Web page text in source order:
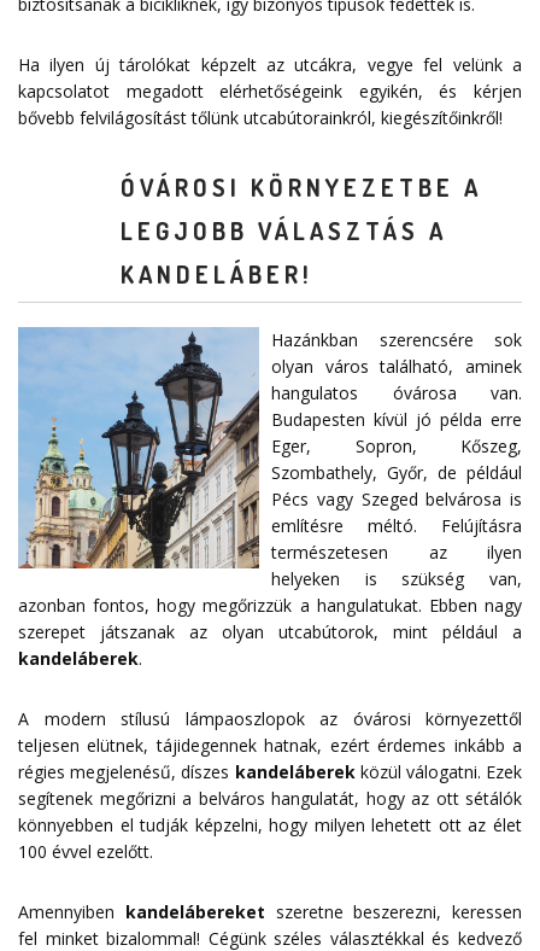
Ha ilyen új tárolókat képzelt az utcákra, vegye fel velünk a
kapcsolatot megadottelérhetőségeink egyikén, és kérjen
bővebb felvilágosítást tőlünk utcabútorainkról, kiegészítőinkről!
ÓVÁROSI KÖRNYEZETBE A
LEGJOBB VÁLASZTÁS A
KANDELÁBER!
Hazánkban szerencsére sok
olyan város található, aminek
hangulatos óvárosa van.
Budapesten kívül jó példa erre
Eger, Sopron, Kőszeg,
Szombathely, Győr, de például
Pécs vagy Szeged belvárosa is
említésre méltó. Felújításra
természetesen az ilyen
helyeken is szükség van,
azonban fontos, hogy megőrizzük a hangulatukat. Ebben nagy
szerepet játszanak az olyan utcabútorok, mint például a
kandeláberek.
A modern stílusú lámpaoszlopok az óvárosi környezettől
teljesen elütnek, tájidegennek hatnak, ezért érdemes inkább a
régies megjelenésű, díszes kandeláberekközül válogatni. Ezek
segítenek megőrizni a belváros hangulatát, hogy az ott sétálók
könnyebben el tudják képzelni, hogy milyen lehetett ott az élet
100 évvel ezelőtt.
Amennyiben kandelábereket szeretne beszerezni, keressen
fel minket bizalommal! Cégünk széles választékkal és kedvező